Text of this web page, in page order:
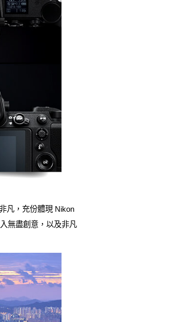
凡，充份體現 Nikon
無盡創意，以及非凡